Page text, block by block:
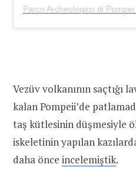
Vezüv volkanının saçtığı
kalan Pompeii’de
taş kütlesinin düşmesiyle
iskeletinin yapılan
daha önce incelemiştik.